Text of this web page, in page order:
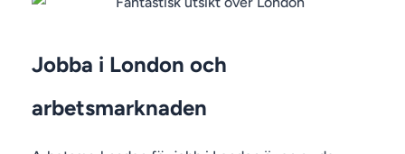
Jobba i London och
arbetsmarknaden